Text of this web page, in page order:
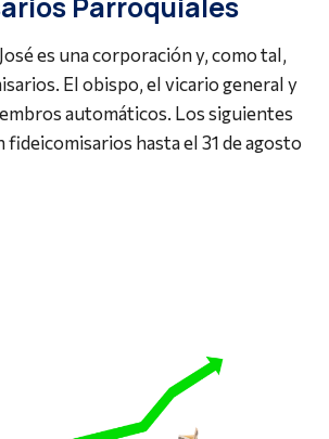
es una corporación y, como tal,
El obispo, el vicario general y
automáticos. Los siguientes
fideicomisarios hasta el 31 de agosto